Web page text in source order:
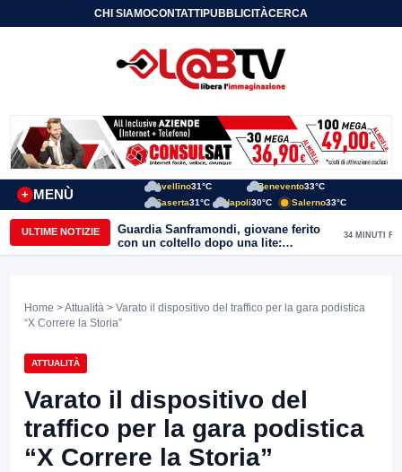
CHI SIAMOCONTATTIPUBBLICITÀCERCA
MENÙ
+
Avellino31°C Benevento33°C
Caserta31°C Napoli30°C Salerno33°C
ULTIME NOTIZIE
Guardia Sanframondi, giovane ferito
con un coltello dopo una lite:
individuato il presunto autore
34 MINUTI FA
Home >Attualità > Varato il dispositivo del traffico per la gara podistica
“X Correre la Storia”
ATTUALITÀ
Varato il dispositivo del
traffico per la gara podistica
“X Correre la Storia”